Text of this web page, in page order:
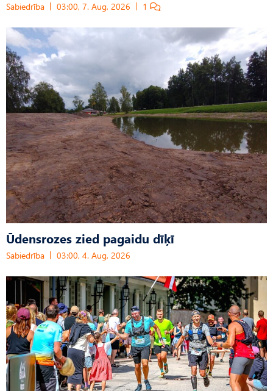
Sabiedrība 03:00, 7. Aug, 2026 1
Ūdensrozes zied pagaidu dīķī
Sabiedrība 03:00, 4. Aug, 2026